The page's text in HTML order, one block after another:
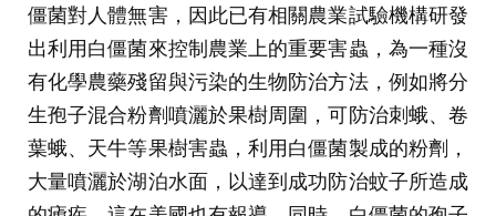
僵菌對人體無害，因此已有相關農業試驗機構研發
出利用白僵菌來控制農業上的重要害蟲，為一種沒
有化學農藥殘留與污染的生物防治方法，例如將分
生孢子混合粉劑噴灑於果樹周圍，可防治刺蛾、卷
葉蛾、天牛等果樹害蟲，利用白僵菌製成的粉劑，
大量噴灑於湖泊水面，以達到成功防治蚊子所造成